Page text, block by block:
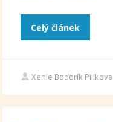
Celý článek
Xenie Bodorík Pilíkova